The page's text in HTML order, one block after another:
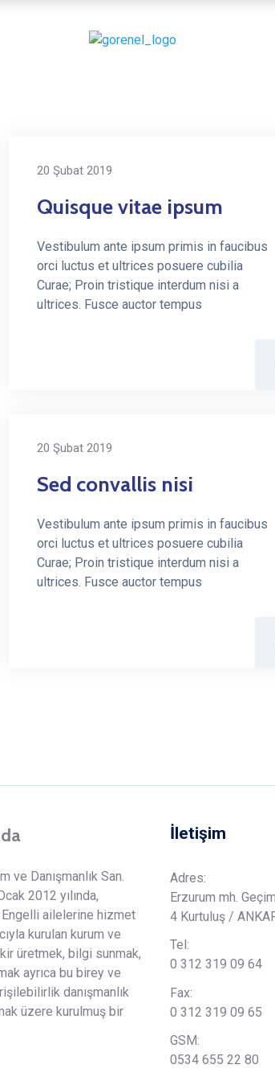
20 Şubat 2019
Quisque vitae ipsum
Vestibulum ante ipsum primis in faucibus
orci luctus et ultrices posuere cubilia
Curae; Proin tristique interdum nisi a
ultrices. Fusce auctor tempus
20 Şubat 2019
Sed convallis nisi
Vestibulum ante ipsum primis in faucibus
orci luctus et ultrices posuere cubilia
Curae; Proin tristique interdum nisi a
ultrices. Fusce auctor tempus
ve Danışmanlık San.
2012 yılında,
ailelerine hizmet
kurulan kurum ve
üretmek, bilgi sunmak,
ayrıca bu birey ve
danışmanlık
üzere kurulmuş bir
İletişim
Adres:
Erzurum mh.
4 Kurtuluş /
Tel:
0 312 319 09 64
Fax:
0 312 319 09 65
GSM:
0534 655 22 80